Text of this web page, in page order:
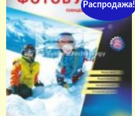
Распродажа!